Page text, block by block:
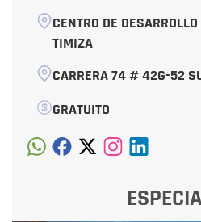
CENTRO DE
TIMIZA
CARRERA 74 # 42G-52
GRATUITO